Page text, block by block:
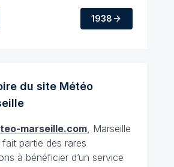
1938
du site Météo
marseille.com, Marseille
partie des rares
à bénéficier d’un service